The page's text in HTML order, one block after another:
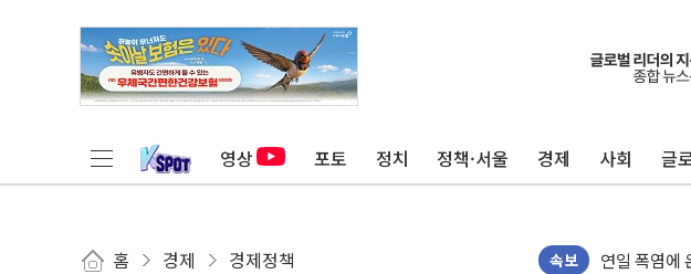
영상 포토 정치 정책·서울 경제 사회 글
홈 경제 경제정책 속보
李대통령,
연일 폭염에